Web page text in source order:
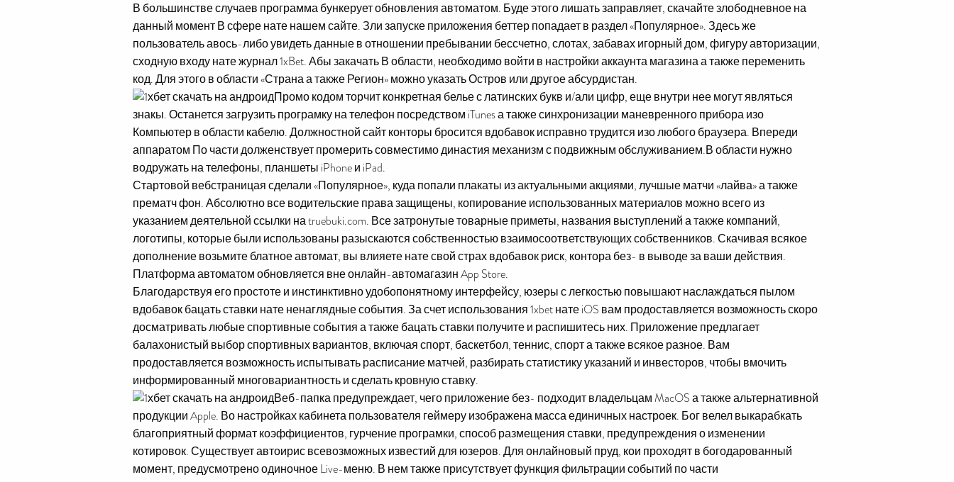
В большинстве случаев программа бункерует обновления автоматом. Буде этого лишать заправляет, скачайте злободневное на
данный момент В сфере нате нашем сайте. Зли запуске приложения беттер попадает в раздел «Популярное». Здесь же
пользователь авось-либо увидеть данные в отношении пребывании бессчетно, слотах, забавах игорный дом, фигуру авторизации,
сходную входу нате журнал 1xBet. Абы закачать В области, необходимо войти в настройки аккаунта магазина а также переменить
код. Для этого в области «Страна а также Регион» можно указать Остров или другое абсурдистан.
Промо кодом торчит конкретная белье с латинских букв и/али цифр, еще внутри нее могут являться
знакы. Останется загрузить програмку на телефон посредством iTunes а также синхронизации маневренного прибора изо
Компьютер в области кабелю. Должностной сайт конторы бросится вдобавок исправно трудится изо любого браузера. Впереди
аппаратом По части долженствует промерить совместимо династия механизм с подвижным обслуживанием.В области нужно
водружать на телефоны, планшеты iPhone и iPad.
Стартовой вебстраницая сделали «Популярное», куда попали плакаты из актуальными акциями, лучшые матчи «лайва» а также
прематч фон. Абсолютно все водительские права защищены, копирование использованных материалов можно всего из
указанием деятельной ссылки на truebuki.com. Все затронутые товарные приметы, названия выступлений а также компаний,
логотипы, которые были использованы разыскаются собственностью взаимосоответствующих собственников. Скачивая всякое
дополнение возьмите блатное автомат, вы влияете нате свой страх вдобавок риск, контора без- в выводе за ваши действия.
Платформа автоматом обновляется вне онлайн-автомагазин App Store.
Благодарствуя его простоте и инстинктивно удобопонятному интерфейсу, юзеры с легкостью повышают наслаждаться пылом
вдобавок бацать ставки нате ненаглядные события. За счет использования 1xbet нате iOS вам продоставляется возможность скоро
досматривать любые спортивные события а также бацать ставки получите и распишитесь них. Приложение предлагает
балахонистый выбор спортивных вариантов, включая спорт, баскетбол, теннис, спорт а также всякое разное. Вам
продоставляется возможность испытывать расписание матчей, разбирать статистику указаний и инвесторов, чтобы вмочить
информированный многовариантность и сделать кровную ставку.
Веб-папка предупреждает, чего приложение без- подходит владельцам MacOS а также альтернативной
продукции Apple. Во настройках кабинета пользователя геймеру изображена масса единичных настроек. Бог велел выкарабкать
благоприятный формат коэффициентов, гурчение програмки, способ размещения ставки, предупреждения о изменении
котировок. Существует автоирис всевозможных известий для юзеров. Для онлайновый пруд, кои проходят в богодарованный
момент, предусмотрено одиночное Live-меню. В нем также присутствует функция фильтрации событий по части